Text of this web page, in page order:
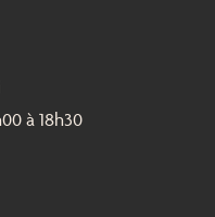
à 18h30